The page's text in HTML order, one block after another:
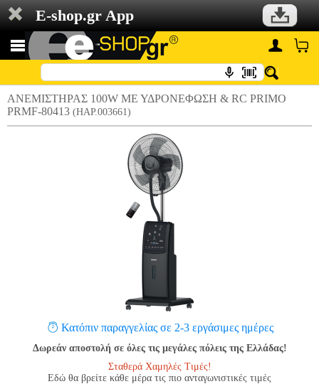
E-shop.gr App
ΑΝΕΜΙΣΤΗΡΑΣ 100W ΜΕ ΥΔΡΟΝΕΦΩΣΗ & RC PRIMO
PRMF-80413 (HAP.003661)
Κατόπιν παραγγελίας σε 2-3 εργάσιμες ημέρες
Δωρεάν αποστολή σε όλες τις μεγάλες πόλεις της Ελλάδας!
Σταθερά Χαμηλές Τιμές!
Εδώ θα βρείτε κάθε μέρα τις πιο ανταγωνιστικές τιμές